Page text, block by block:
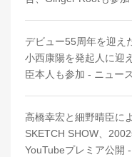
デビュー55周年を迎え
小西康陽を発起人に迎
臣本人も参加 - ニュース
高橋幸宏と細野晴臣に
SKETCH SHOW、
YouTubeプレミア公開